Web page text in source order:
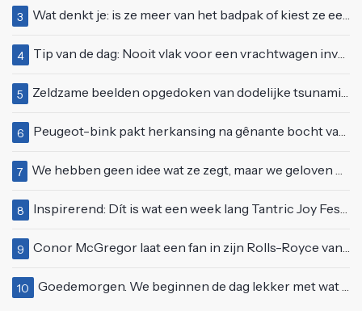
3 Wat denkt je: is ze meer van het badpak of kiest ze eerder voor een bikini?
4 Tip van de dag: Nooit vlak voor een vrachtwagen invoegen
5 Zeldzame beelden opgedoken van dodelijke tsunami uit 2004
6 Peugeot-bink pakt herkansing na gênante bocht van 180 graden bij verkeerslicht
7 We hebben geen idee wat ze zegt, maar we geloven haar helemaal!
8 Inspirerend: Dít is wat een week lang Tantric Joy Festival met je doet
9 Conor McGregor laat een fan in zijn Rolls-Royce van $600.000
10 Goedemorgen. We beginnen de dag lekker met wat rek- en strekoefeningen